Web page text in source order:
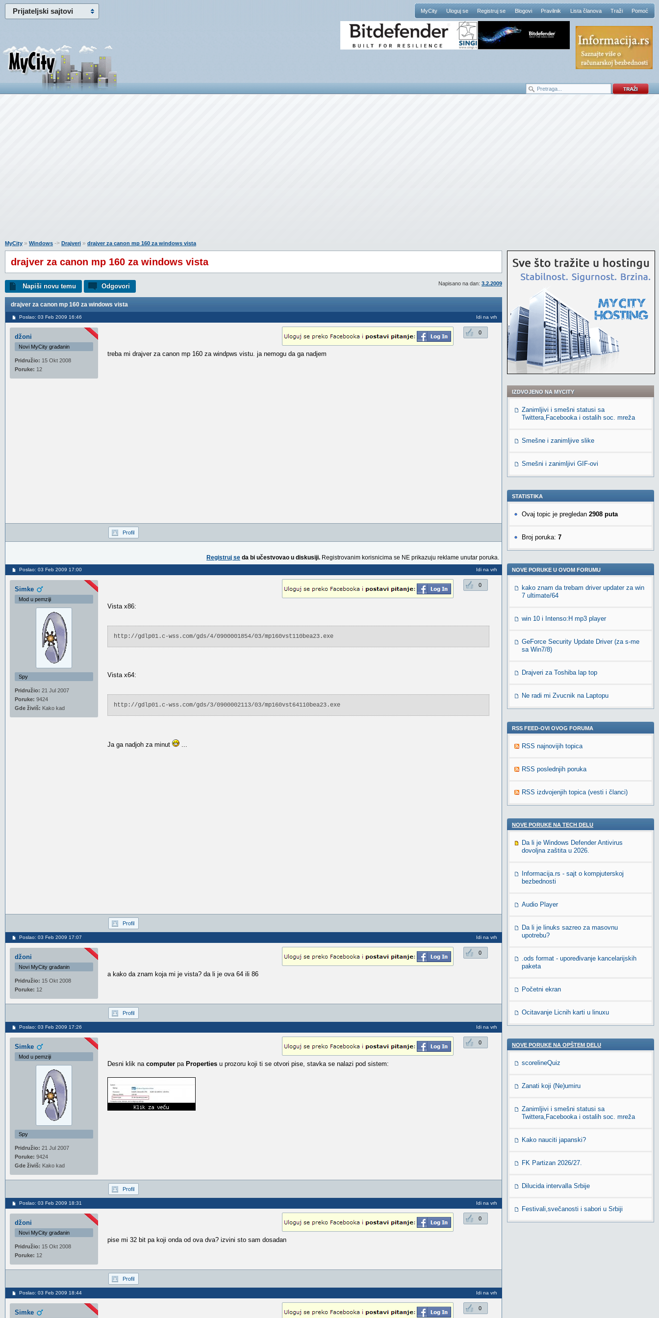
Prijateljski sajtovi MyCity Uloguj se Registruj se Blogovi Pravilnik Lista članova Traži Pomoć
MyCity » Windows -> Drajveri » drajver za canon mp 160 za windows vista
drajver za canon mp 160 za windows vista
Napisano na dan: 3.2.2009
Napiši novu temu Odgovori
drajver za canon mp 160 za windows vista
Poslao: 03 Feb 2009 16:46 Idi na vrh
džoni
Novi MyCity građanin
Pridružio: 15 Okt 2008
Poruke: 12
0
treba mi drajver za canon mp 160 za windpws vistu. ja nemogu da ga nadjem
Profil
Registruj se da bi učestvovao u diskusiji. Registrovanim korisnicima se NE prikazuju reklame unutar poruka.
Poslao: 03 Feb 2009 17:00 Idi na vrh
Simke
Mod u pemziji
Spy
Pridružio: 21 Jul 2007
Poruke: 9424
Gde živiš: Kako kad
0
Vista x86:
http://gdlp01.c-wss.com/gds/4/0900001854/03/mp160vst110bea23.exe
Vista x64:
http://gdlp01.c-wss.com/gds/3/0900002113/03/mp160vst64110bea23.exe
Ja ga nadjoh za minut ...
Profil
Poslao: 03 Feb 2009 17:07 Idi na vrh
džoni
Novi MyCity građanin
Pridružio: 15 Okt 2008
Poruke: 12
0
a kako da znam koja mi je vista? da li je ova 64 ili 86
Profil
Poslao: 03 Feb 2009 17:26 Idi na vrh
Simke
Mod u pemziji
Spy
Pridružio: 21 Jul 2007
Poruke: 9424
Gde živiš: Kako kad
0
Desni klik na computer pa Properties u prozoru koji ti se otvori pise, stavka se nalazi pod sistem:
Profil
Poslao: 03 Feb 2009 18:31 Idi na vrh
džoni
Novi MyCity građanin
Pridružio: 15 Okt 2008
Poruke: 12
0
pise mi 32 bit pa koji onda od ova dva? izvini sto sam dosadan
Profil
Poslao: 03 Feb 2009 18:44 Idi na vrh
Simke
0
IZDVOJENO NA MYCITY
Zanimljivi i smešni statusi sa
Twittera,Facebooka i ostalih soc. mreža
Smešne i zanimljive slike
Smešni i zanimljivi GIF-ovi
STATISTIKA
Ovaj topic je pregledan 2908 puta
Broj poruka: 7
NOVE PORUKE U OVOM FORUMU
kako znam da trebam driver updater za win
7 ultimate/64
win 10 i Intenso:H mp3 player
GeForce Security Update Driver (za s-me
sa Win7/8)
Drajveri za Toshiba lap top
Ne radi mi Zvucnik na Laptopu
RSS FEED-OVI OVOG FORUMA
RSS najnovijih topica
RSS poslednjih poruka
RSS izdvojenjih topica (vesti i članci)
NOVE PORUKE NA TECH DELU
Da li je Windows Defender Antivirus
dovoljna zaštita u 2026.
Informacija.rs - sajt o kompjuterskoj
bezbednosti
Audio Player
Da li je linuks sazreo za masovnu
upotrebu?
.ods format - upoređivanje kancelarijskih
paketa
Početni ekran
Ocitavanje Licnih karti u linuxu
NOVE PORUKE NA OPŠTEM DELU
scorelineQuiz
Zanati koji (Ne)umiru
Zanimljivi i smešni statusi sa
Twittera,Facebooka i ostalih soc. mreža
Kako nauciti japanski?
FK Partizan 2026/27.
Dilucida intervalla Srbije
Festivali,svečanosti i sabori u Srbiji